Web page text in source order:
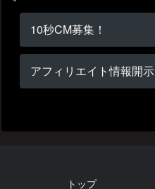
10秒CM募集！
アフィリエイト情報開示
トップ